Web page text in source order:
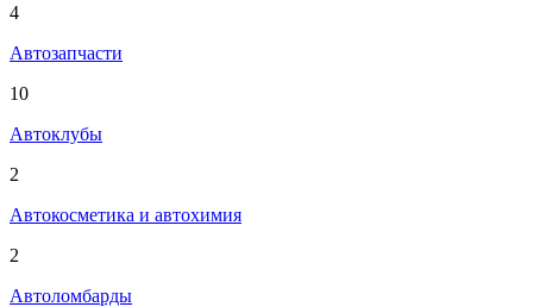
4
Автозапчасти
10
Автоклубы
2
Автокосметика и автохимия
2
Автоломбарды